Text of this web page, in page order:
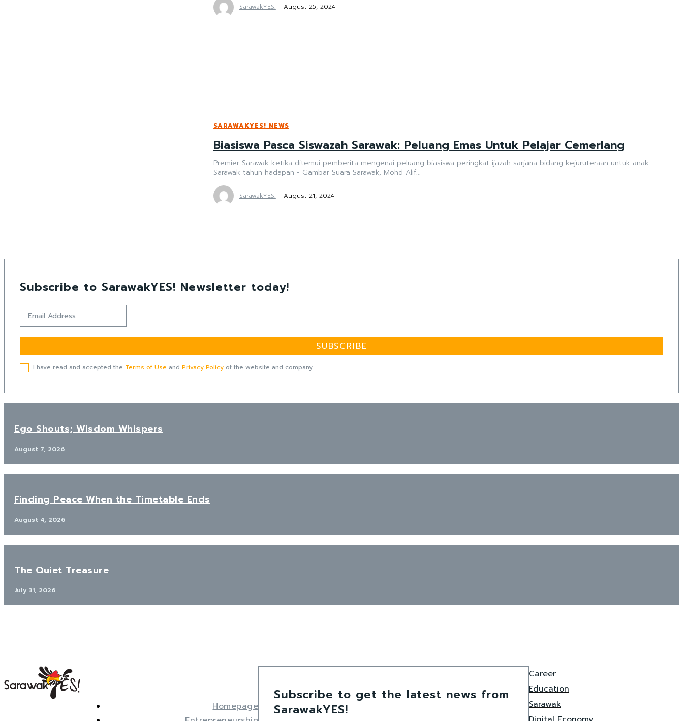
SarawakYES! - August 25, 2024
SARAWAKYES! NEWS
Biasiswa Pasca Siswazah Sarawak: Peluang Emas Untuk Pelajar Cemerlang
Premier Sarawak ketika ditemui pemberita mengenai peluang biasiswa peringkat ijazah sarjana bidang kejuruteraan untuk anak
Sarawak tahun hadapan - Gambar Suara Sarawak, Mohd Alif...
SarawakYES! - August 21, 2024
Subscribe to SarawakYES! Newsletter today!
SUBSCRIBE
I have read and accepted the Terms of Use and Privacy Policy of the website and company.
Ego Shouts; Wisdom Whispers
August 7, 2026
Finding Peace When the Timetable Ends
August 4, 2026
The Quiet Treasure
July 31, 2026
Homepage
Subscribe to get the latest news from
SarawakYES!
Career
Education
Sarawak